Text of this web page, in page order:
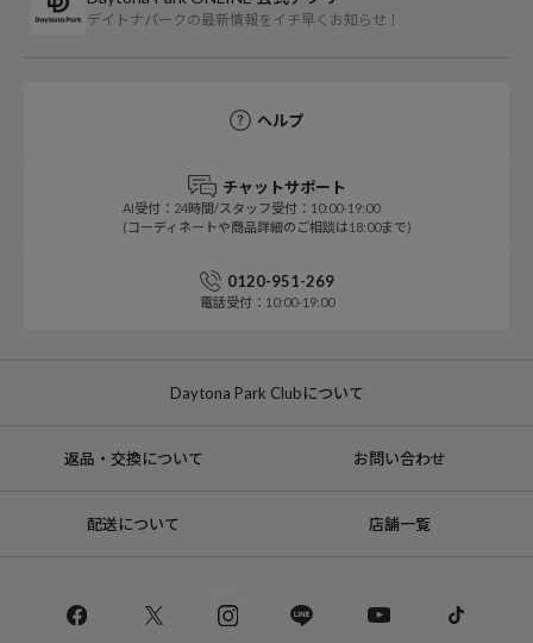
デイトナパークの最新情報をイチ早くお知らせ！
ヘルプ
チャットサポート
AI受付：24時間/スタッフ受付：10:00-19:00
(コーディネートや商品詳細のご相談は18:00まで)
0120-951-269
電話受付：10:00-19:00
Daytona Park Clubについて
返品・交換について お問い合わせ
配送について 店舗一覧